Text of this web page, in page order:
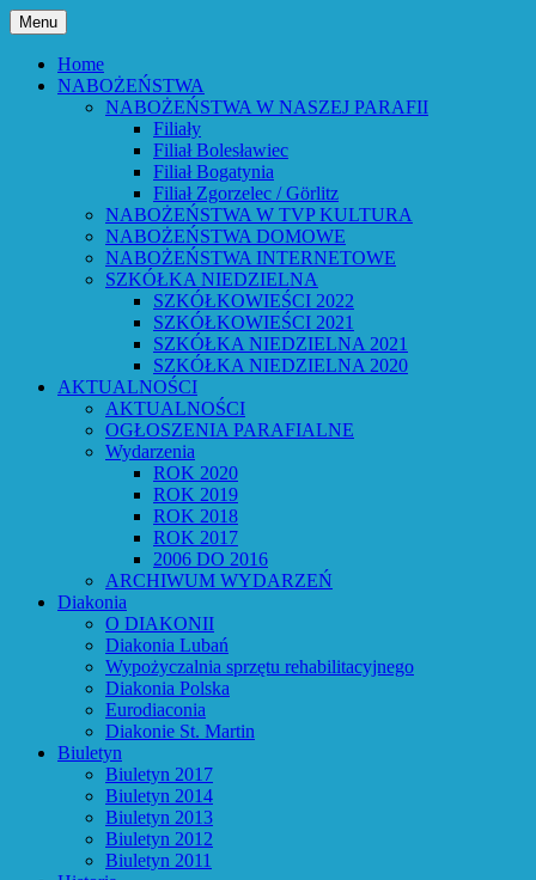
Przejdź
do
treściParafia Ewangelicko-
Augsburska w Lubaniu
czynię – Obj 21,5 – Słowo Boże Roku
Pańskiego 2026
Menu
Home
NABOŻEŃSTWA
NABOŻEŃSTWA W NASZEJ PARAFII
Filiały
Filiał Bolesławiec
Filiał Bogatynia
Filiał Zgorzelec / Görlitz
NABOŻEŃSTWA W TVP KULTURA
NABOŻEŃSTWA DOMOWE
NABOŻEŃSTWA INTERNETOWE
SZKÓŁKA NIEDZIELNA
SZKÓŁKOWIEŚCI 2022
SZKÓŁKOWIEŚCI 2021
SZKÓŁKA NIEDZIELNA 2021
SZKÓŁKA NIEDZIELNA 2020
AKTUALNOŚCI
AKTUALNOŚCI
OGŁOSZENIA PARAFIALNE
Wydarzenia
ROK 2020
ROK 2019
ROK 2018
ROK 2017
2006 DO 2016
ARCHIWUM WYDARZEŃ
Diakonia
O DIAKONII
Diakonia Lubań
Wypożyczalnia sprzętu rehabilitacyjnego
Diakonia Polska
Eurodiaconia
Diakonie St. Martin
Biuletyn
Biuletyn 2017
Biuletyn 2014
Biuletyn 2013
Biuletyn 2012
Biuletyn 2011